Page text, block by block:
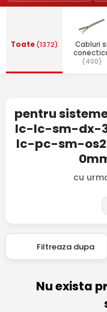
Toate(1372)
Cabluri si
(400)
pentru
lc-lc-sm-dx-
lc-pc-sm-
cu
Filtreaza dupa
Nu exista